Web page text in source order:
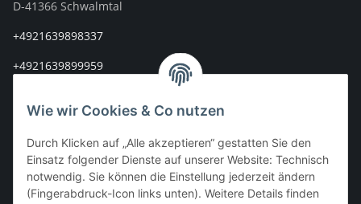
Wie wir Cookies & Co nutzen
Durch Klicken auf „Alle akzeptieren“ gestatten Sie den
Einsatz folgender Dienste auf unserer Website: Technisch
notwendig. Sie können die Einstellung jederzeit ändern
(Fingerabdruck-Icon links unten). Weitere Details finden
D-41366 Schwalmtal
+4921639898337
+4921639899959
Rechtliches